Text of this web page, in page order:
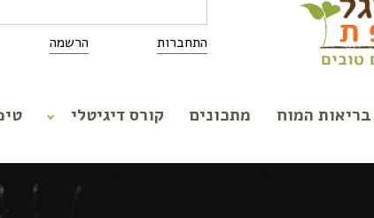
התחברות הרשמה
בריאות המוח מתכונים קורס דיגיטלי